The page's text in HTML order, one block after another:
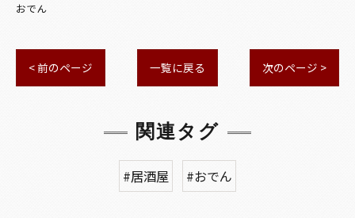
おでん
< 前のページ 一覧に戻る 次のページ >
関連タグ
#居酒屋 #おでん